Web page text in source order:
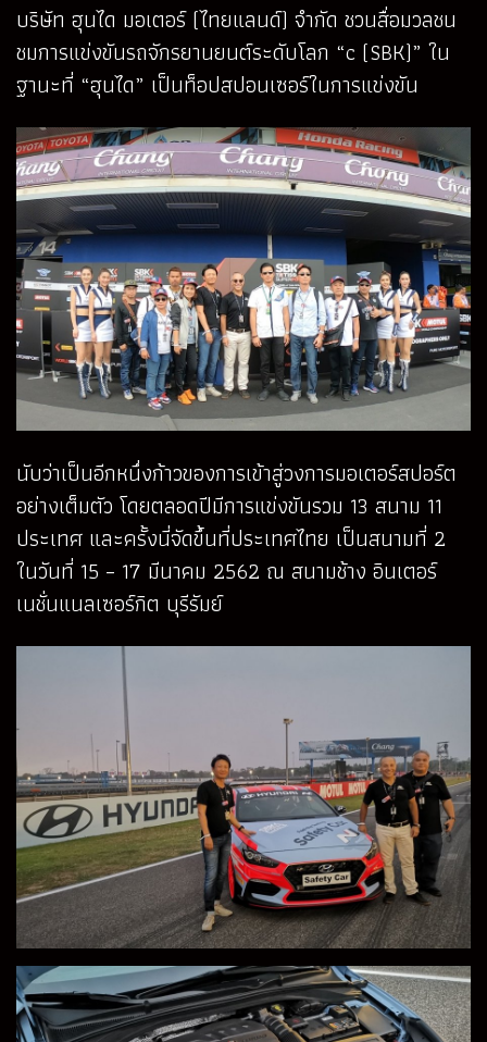
บริษัท ฮุนได มอเตอร์ (ไทยแลนด์) จำกัด ชวนสื่อมวลชน
ชมการแข่งขันรถจักรยานยนต์ระดับโลก “c (SBK)” ใน
ฐานะที่ “ฮุนได” เป็นท็อปสปอนเซอร์ในการแข่งขัน
นับว่าเป็นอีกหนึ่งก้าวของการเข้าสู่วงการมอเตอร์สปอร์ต
อย่างเต็มตัว โดยตลอดปีมีการแข่งขันรวม 13 สนาม 11
ประเทศ และครั้งนี่จัดขึ้นที่ประเทศไทย เป็นสนามที่ 2
ในวันที่ 15 – 17 มีนาคม 2562 ณ สนามช้าง อินเตอร์
เนชั่นแนลเซอร์กิต บุรีรัมย์